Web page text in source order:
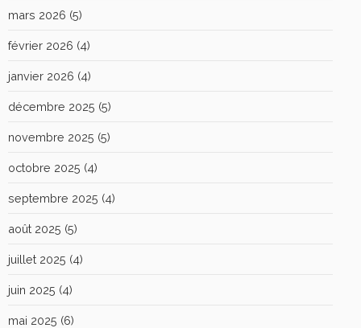
mars 2026 (5)
février 2026 (4)
janvier 2026 (4)
décembre 2025 (5)
novembre 2025 (5)
octobre 2025 (4)
septembre 2025 (4)
août 2025 (5)
juillet 2025 (4)
juin 2025 (4)
mai 2025 (6)